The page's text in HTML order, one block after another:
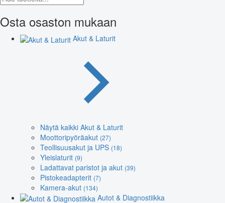
Osta osaston mukaan
Akut & Laturit
Näytä kaikki Akut & Laturit
Moottoripyöräakut (27)
Teollisuusakut ja UPS (18)
Yleislaturit (9)
Ladattavat paristot ja akut (39)
Pistokeadapterit (7)
Kamera-akut (134)
Autot & Diagnostiikka